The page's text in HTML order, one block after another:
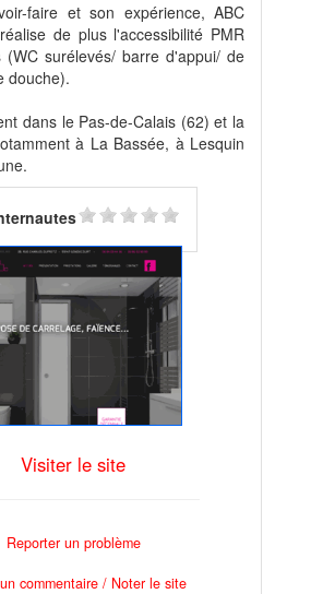
faire et son expérience, ABC
de plus l'accessibilité PMR
surélevés/ barre d'appui/ de
douche).
dans le Pas-de-Calais (62) et la
à La Bassée, à Lesquin
Visiter le site
Reporter un problème
commentaire / Noter le site